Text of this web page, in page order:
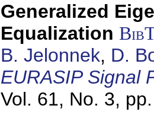
Generalized
Equalization
B. Jelonnek, D.
EURASIP Signal
Vol. 61, No. 3,